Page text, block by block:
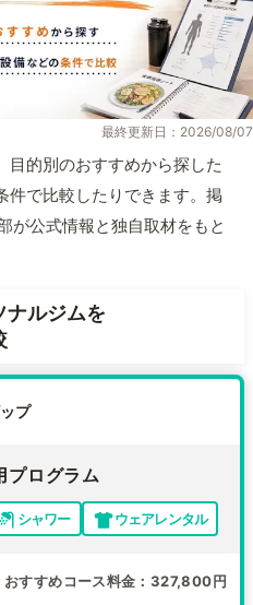
最終更新日：2026/08/07
目的別のおすすめから探した
件で比較したりできます。掲
が公式情報と独自取材をもと
ナルジムを
プ
プログラム
シャワー ウェアレンタル
おすすめコース料金 327,800円